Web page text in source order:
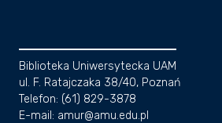
Biblioteka Uniwersytecka UAM
ul. F. Ratajczaka 38/40, Poznań
Telefon: (61) 829-3878
E-mail: amur@amu.edu.pl